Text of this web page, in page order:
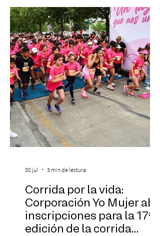
Las Cuatro Estaciones de Antonio Vivaldi y
Las Cuatro Estaciones Porteñas de Astor
Piazzolla. Déja
Corrida por la vida:
Corporación Yo Mujer abre
inscripciones para la 17ª
edición de la corrida
30 jul 3 min de lectura